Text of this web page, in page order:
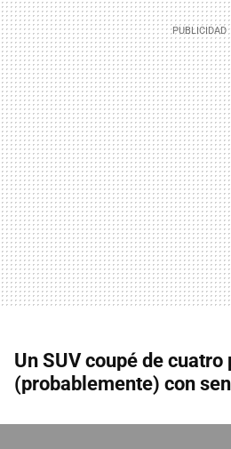
Un SUV coupé de cuatro
(probablemente) con